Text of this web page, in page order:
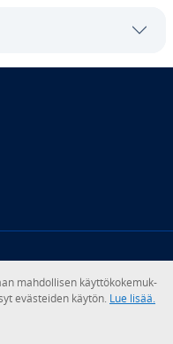
FacebookYouTube
mah­dol­li­sen käyt­tö­ko­ke­muk­
eväs­tei­den käytön. Lue lisää.